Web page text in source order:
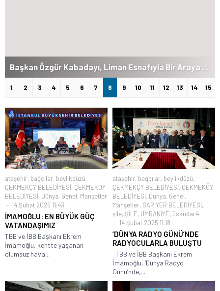
Başkan Özgür Kabadayı, Liman Esnafıyla Bir Araya Geldi
1 2 3 4 5 6 7 8 9 10 11 12 13 14 15
ataşehir, bağcılar, beylikdüzü,
ÇEKMEKÇY BELEDİYESİ, ÇEKMEKÖY
BELEDİYESİ, Dünya, Genel, Manşetler
14 Şubat 2025 11:43
İMAMOĞLU: EN BÜYÜK GÜÇ
VATANDAŞIMIZ
TBB ve İBB Başkanı Ekrem
İmamoğlu, kentte yaşanan
olumsuz hava...
ataşehir, bağcılar, beylikdüzü,
ÇEKMEKÇY BELEDİYESİ, ÇEKMEKÖY
BELEDİYESİ, Dünya, Genel,
Manşetler, SARIYER BELEDİYESİ,
şile, ŞİLE, ÜMRANİYE, üsküdar4
14 Şubat 2025 11:18
‘DÜNYA RADYO GÜNÜ’NDE
RADYOCULARLA BULUŞTU
TBB ve İBB Başkanı Ekrem
İmamoğlu, ‘Dünya Radyo
Günü’nde,...